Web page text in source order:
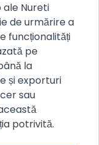
Nureti
de urmărire a
funcționalități
pe
la
și exporturi
sau
potrivită.